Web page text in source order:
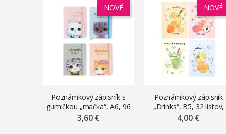
NOVÉ
Poznámkový zápisník s
gumičkou „mačka“, A6, 96
listov, linajkový, mix
3,60 €
NOVÉ
Poznámkový zápisník
„Drinks“, B5, 32 listov,
linajkový, mix motívov
4,00 €